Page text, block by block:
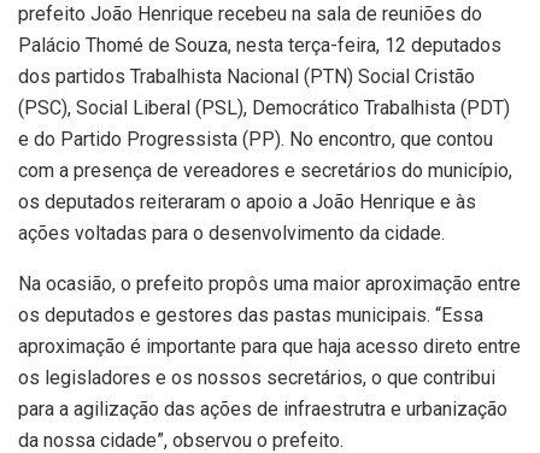
prefeito João Henrique recebeu na sala de reuniões do
Palácio Thomé de Souza, nesta terça-feira, 12 deputados
dos partidos Trabalhista Nacional (PTN) Social Cristão
(PSC), Social Liberal (PSL), Democrático Trabalhista (PDT)
e do Partido Progressista (PP). No encontro, que contou
com a presença de vereadores e secretários do município,
os deputados reiteraram o apoio a João Henrique e às
ações voltadas para o desenvolvimento da cidade.
Na ocasião, o prefeito propôs uma maior aproximação entre
os deputados e gestores das pastas municipais. “Essa
aproximação é importante para que haja acesso direto entre
os legisladores e os nossos secretários, o que contribui
para a agilização das ações de infraestrutra e urbanização
da nossa cidade”, observou o prefeito.